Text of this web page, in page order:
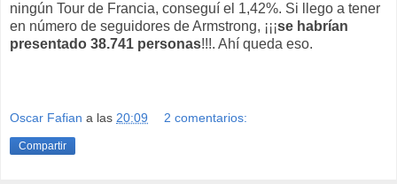
ningún Tour de Francia, conseguí el 1,42%. Si llego a tener
en número de seguidores de Armstrong, ¡¡¡se habrían
presentado 38.741 personas!!!. Ahí queda eso.
Oscar Fafian a las 20:09 2 comentarios:
Compartir